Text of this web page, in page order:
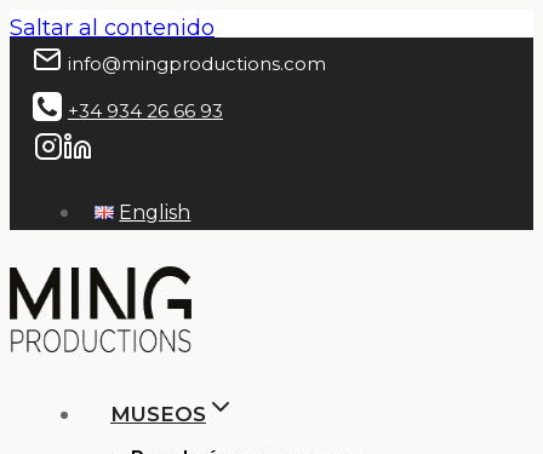
Saltar al contenido
info@mingproductions.com
+34 934 26 66 93
English
MUSEOS